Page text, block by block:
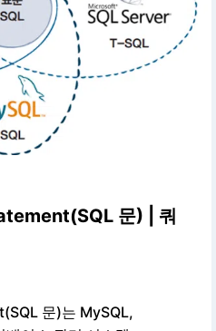
문) | 쿼
문)는 MySQL,